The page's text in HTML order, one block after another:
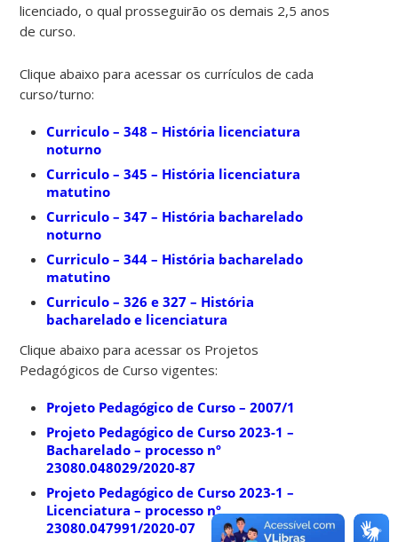
licenciado, o qual prosseguirão os demais 2,5 anos
de curso.
Clique abaixo para acessar os currículos de cada
curso/turno:
Curriculo – 348 – História licenciatura
noturno
Curriculo – 345 – História licenciatura
matutino
Curriculo – 347 – História bacharelado
noturno
Curriculo – 344 – História bacharelado
matutino
Curriculo – 326 e 327 – História
bacharelado e licenciatura
Clique abaixo para acessar os Projetos
Pedagógicos de Curso vigentes:
Projeto Pedagógico de Curso – 2007/1
Projeto Pedagógico de Curso 2023-1 –
Bacharelado – processo nº
23080.048029/2020-87
Projeto Pedagógico de Curso 2023-1 –
Licenciatura – processo nº
23080.047991/2020-07